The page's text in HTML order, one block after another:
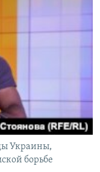
Украины,
борьбе